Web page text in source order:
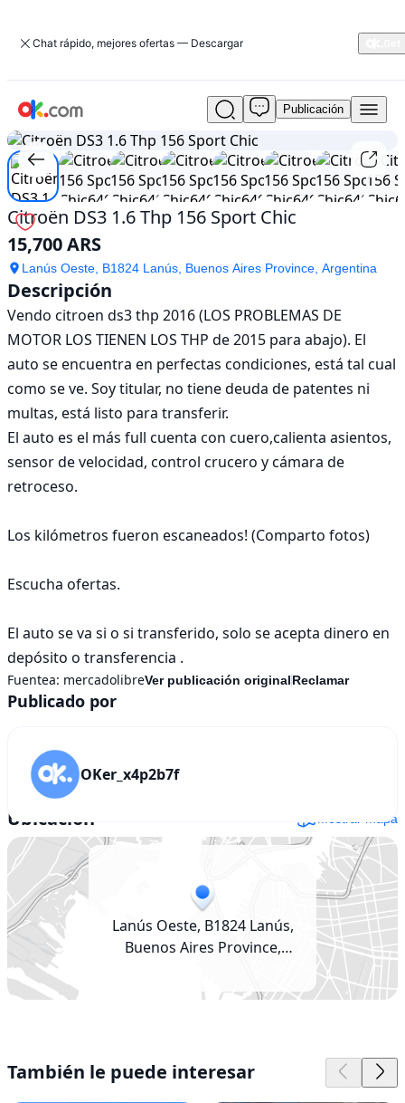
Chat rápido, mejores ofertas — Descargar
Usado
Citroën
DS3
1.6
Thp
156
Sport
Chic
En
15,700
ARS
Publicación
1/11
Citroën DS3 1.6 Thp 156 Sport Chic
15,700 ARS
Lanús Oeste, B1824 Lanús, Buenos Aires Province, Argentina
Descripción
Vendo citroen ds3 thp 2016 (LOS PROBLEMAS DE
MOTOR LOS TIENEN LOS THP de 2015 para abajo). El
auto se encuentra en perfectas condiciones, está tal cual
como se ve. Soy titular, no tiene deuda de patentes ni
multas, está listo para transferir.
El auto es el más full cuenta con cuero,calienta asientos,
sensor de velocidad, control crucero y cámara de
retroceso.
Los kilómetros fueron escaneados! (Comparto fotos)
Escucha ofertas.
El auto se va si o si transferido, solo se acepta dinero en
depósito o transferencia .
Fuentea: mercadolibreVer publicación originalReclamar
Publicado por
OKer_x4p2b7f
Ubicación Mostrar mapa
Lanús Oeste, B1824 Lanús,
Buenos Aires Province,
También le puede interesar